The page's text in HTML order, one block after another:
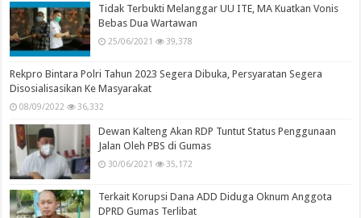
Tidak Terbukti Melanggar UU ITE, MA Kuatkan Vonis
Bebas Dua Wartawan
25/06/2021 39,378
Rekpro Bintara Polri Tahun 2023 Segera Dibuka, Persyaratan Segera
Disosialisasikan Ke Masyarakat
08/09/2022 36,332
Dewan Kalteng Akan RDP Tuntut Status Penggunaan
Jalan Oleh PBS di Gumas
30/06/2021 35,172
Terkait Korupsi Dana ADD Diduga Oknum Anggota
DPRD Gumas Terlibat